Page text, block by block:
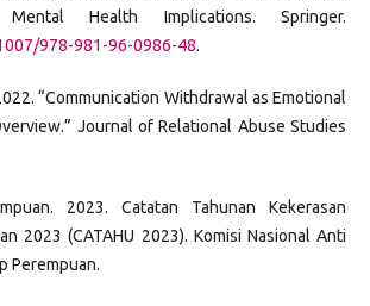
Health Implications. Springer.
978-981-96-0986-48.
“Communication Withdrawal as Emotional
Journal of Relational Abuse Studies
2023. Catatan Tahunan Kekerasan
2023 (CATAHU 2023). Komisi Nasional Anti
Perempuan.